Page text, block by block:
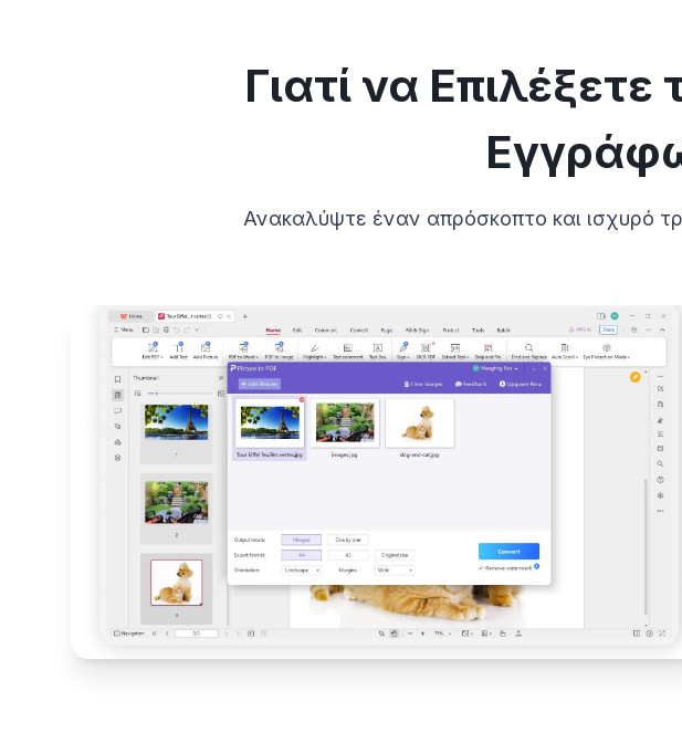
Γιατί να
Ανακαλύψτε έναν απρόσκοπτο και ισχυρό